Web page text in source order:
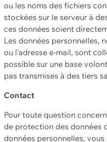
ou les noms des fichiers
stockées sur le serveur à
ces données soient
Les données personnelles,
ou l'adresse e-mail, sont
possible sur une base
pas transmises à des tiers
Contact
Pour toute question
de protection des données
données personnelles,